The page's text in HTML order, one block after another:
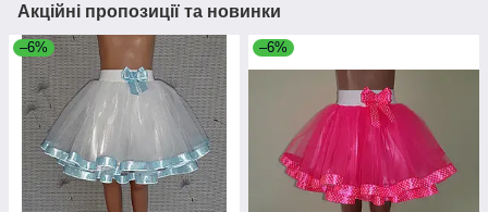
Акційні пропозиції та новинки
–6% –6%